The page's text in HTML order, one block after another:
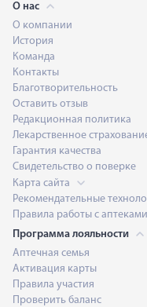
О нас
О компании
История
Команда
Контакты
Благотворительность
Оставить отзыв
Редакционная политика
Лекарственное
Гарантия качества
Свидетельство о поверке
Карта сайта
Рекомендательные
Правила работы с аптеками
Программа лояльности
Аптечная семья
Активация карты
Правила участия
Проверить баланс